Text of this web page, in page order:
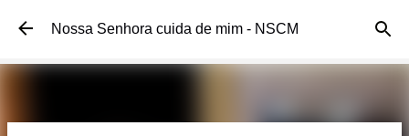
Pular para o conteúdo principal
Nossa Senhora cuida de mim - NSCM